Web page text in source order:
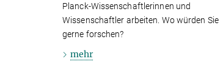
Planck-Wissenschaftlerinnen und
Wissenschaftler arbeiten. Wo würden Sie
gerne forschen?
mehr